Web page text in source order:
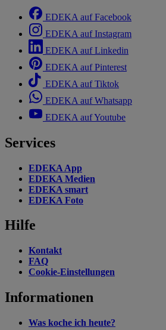
EDEKA auf Facebook
EDEKA auf Instagram
EDEKA auf Linkedin
EDEKA auf Pinterest
EDEKA auf Tiktok
EDEKA auf Whatsapp
EDEKA auf Youtube
Services
EDEKA App
EDEKA Medien
EDEKA smart
EDEKA Foto
Hilfe
Kontakt
FAQ
Cookie-Einstellungen
Informationen
Was koche ich heute?